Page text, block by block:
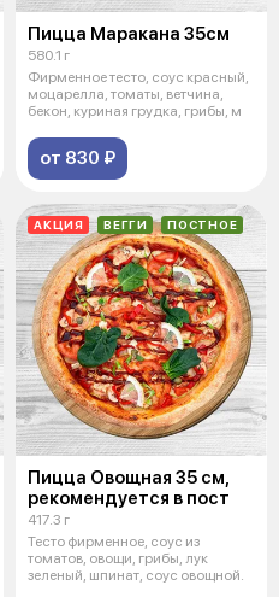
Пицца Маракана 35см
580.1 г
Фирменное тесто, соус красный,
моцарелла, томаты, ветчина,
бекон, куриная грудка, грибы, м
от 830 ₽
АКЦИЯ ВЕГГИ ПОСТНОЕ
Пицца Овощная 35 см,
рекомендуется в пост
417.3 г
Тесто фирменное, соус из
томатов, овощи, грибы, лук
зеленый, шпинат, соус овощной.